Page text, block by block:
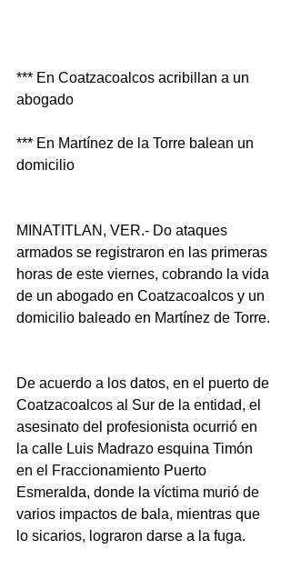
*** En Coatzacoalcos acribillan a un
abogado
*** En Martínez de la Torre balean un
domicilio
MINATITLAN, VER.- Do ataques
armados se registraron en las primeras
horas de este viernes, cobrando la vida
de un abogado en Coatzacoalcos y un
domicilio baleado en Martínez de Torre.
De acuerdo a los datos, en el puerto de
Coatzacoalcos al Sur de la entidad, el
asesinato del profesionista ocurrió en
la calle Luis Madrazo esquina Timón
en el Fraccionamiento Puerto
Esmeralda, donde la víctima murió de
varios impactos de bala, mientras que
lo sicarios, lograron darse a la fuga.